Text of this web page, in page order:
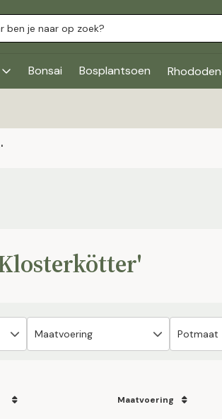
Bonsai Bosplantsoen
Maatvoering